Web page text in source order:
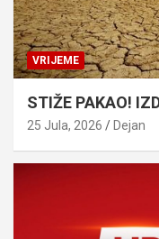
VRIJEME
STIŽE PAKAO!
25 Jula, 2026 Dejan